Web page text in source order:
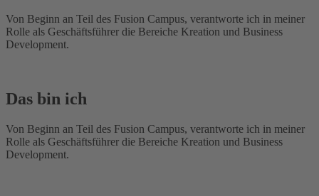
Von Beginn an Teil des Fusion Campus, verantworte ich in meiner
Rolle als Geschäftsführer die Bereiche Kreation und Business
Development.
Das bin ich
Von Beginn an Teil des Fusion Campus, verantworte ich in meiner
Rolle als Geschäftsführer die Bereiche Kreation und Business
Development.